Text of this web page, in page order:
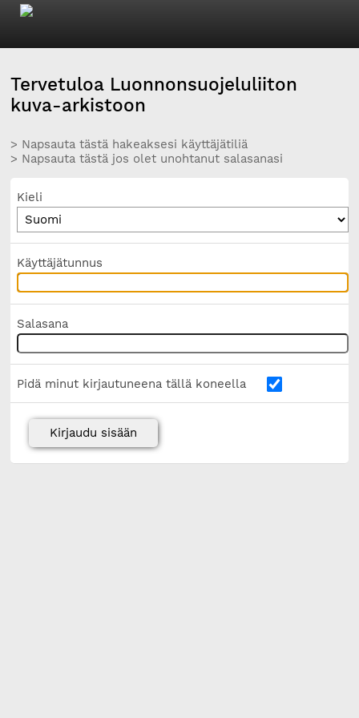
Tervetuloa Luonnonsuojeluliiton
kuva-arkistoon
> Napsauta tästä hakeaksesi käyttäjätiliä
> Napsauta tästä jos olet unohtanut salasanasi
Kieli
Käyttäjätunnus
Salasana
Pidä minut kirjautuneena tällä koneella